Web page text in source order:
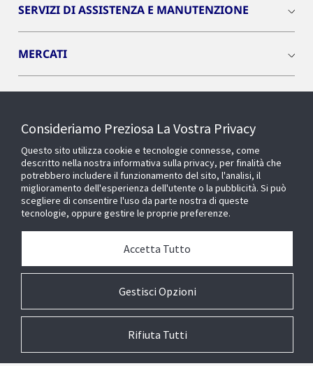
SERVIZI DI ASSISTENZA E MANUTENZIONE
MERCATI
OPENBLUE
SMART BUILDINGS
Chi siamo
Consideriamo Preziosa La Vostra Privacy
Questo sito utilizza cookie e tecnologie connesse, come
descritto nella nostra informativa sulla privacy, per finalità che
potrebbero includere il funzionamento del sito, l'analisi, il
miglioramento dell'esperienza dell'utente o la pubblicità. Si può
scegliere di consentire l'uso da parte nostra di queste
tecnologie, oppure gestire le proprie preferenze.
Gestisci Opzioni
Accetta Tutto
Rifiuta Tutti